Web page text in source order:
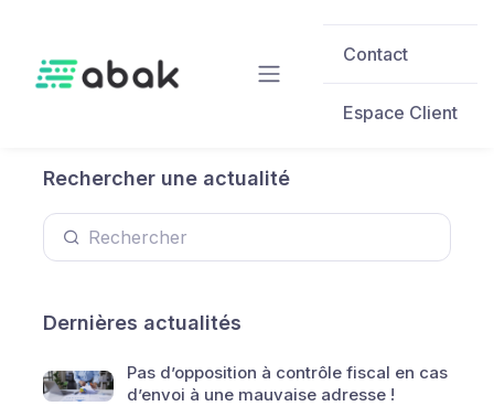
Contact
Espace Client
Rechercher une actualité
Dernières actualités
Pas d’opposition à contrôle fiscal en cas
d’envoi à une mauvaise adresse !